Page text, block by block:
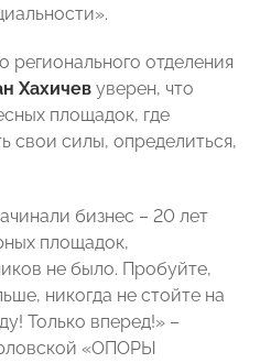
регионального отделения
Хахичев уверен, что
площадок, где
свои силы, определиться,
бизнес – 20 лет
площадок,
не было. Пробуйте,
никогда не стойте на
Только вперед!» –
«ОПОРЫ